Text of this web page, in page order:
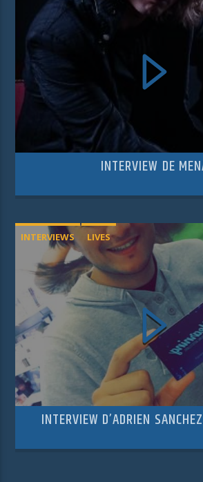
INTERVIEW DE
INTERVIEWS LIVES
INTERVIEW D’ADRIEN